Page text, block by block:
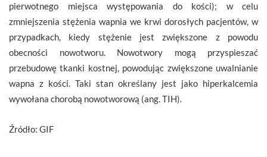
pierwotnego miejsca występowania do kości); w celu
zmniejszenia stężenia wapnia we krwi dorosłych pacjentów, w
przypadkach, kiedy stężenie jest zwiększone z powodu
obecności nowotworu. Nowotwory mogą przyspieszać
przebudowę tkanki kostnej, powodując zwiększone uwalnianie
wapna z kości. Taki stan określany jest jako hiperkalcemia
wywołana chorobą nowotworową (ang. TIH).
Źródło: GIF